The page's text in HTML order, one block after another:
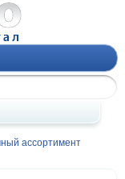
ассортимент